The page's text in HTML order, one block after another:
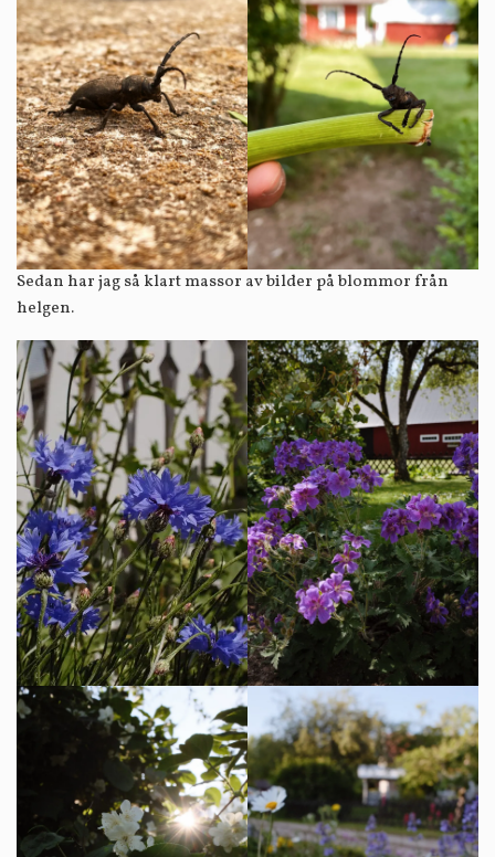
Sedan har jag så klart massor av bilder på blommor från
helgen.